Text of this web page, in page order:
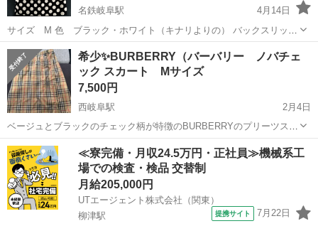
名鉄岐阜駅
4月14日
サイズ M 色 ブラック・ホワイト（キナリよりの） バックスリット
あり 伸縮なし 傷みやほつれなどはございませんが、状態は目安である
ことをご了承いただける方のみお問い合わせください ご不明な点は、
ご連絡ください
岐阜 岐阜市 名鉄岐阜駅 スリット
希少✨BURBERRY（バーバリー ノバチェ
ック スカート Mサイズ
7,500円
西岐阜駅
2月4日
ベージュとブラックのチェック柄が特徴のBURBERRYのプリーツスカ
ート。 - ブランド: BURBERRY - 色: ベージュ・ブラック・レッド - デ
ザイン: チェック柄 - スタイル: プリーツスカート - サイズ:...
岐阜 岐阜市 西岐阜駅 スカート BURBERRY
≪寮完備・月収24.5万円・正社員≫機械系工
場での検査・検品 交替制
月給205,000円
UTエージェント株式会社（関東）
柳津駅
提携サイト 7月22日